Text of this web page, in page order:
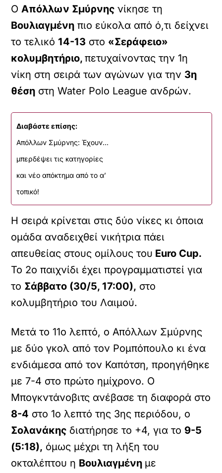
OAπόλλων Σμύρνηςνίκησε τη
Βουλιαγμένη πιο εύκολα από ό,τι δείχνει
το τελικό 14-13 στο «Σεράφειο»
κολυμβητήριο,πετυχαίνοντας την 1η
νίκη στη σειρά των αγώνων για την 3η
θέση στη Water Polo League ανδρών.
Διαβάστε επίσης:
Απόλλων Σμύρνης: Έχουν…
μπερδέψει τις κατηγορίες
και νέο απόκτημα από το α’
τοπικό!
Η σειρά κρίνεται στις δύο νίκες κι όποια
ομάδα αναδειχθεί νικήτρια πάει
απευθείας στους ομίλους του Euro Cup.
Το 2ο παιχνίδι έχει προγραμματιστεί για
το Σάββατο (30/5, 17:00), στο
κολυμβητήριο του Λαιμού.
Μετά το 11ο λεπτό, ο Απόλλων Σμύρνης
με δύο γκολ από τον Ρομπόπουλο κι ένα
ενδιάμεσα από τον Καπότση, προηγήθηκε
με 7-4 στο πρώτο ημίχρονο. Ο
Μπογκντάνοβιτς ανέβασε τη διαφορά στο
8-4 στο 1ο λεπτό της 3ης περιόδου, ο
Σολανάκης διατήρησε το +4, για το 9-5
(5:18), όμως μέχρι τη λήξη του
οκταλέπτου η Βουλιαγμένη με